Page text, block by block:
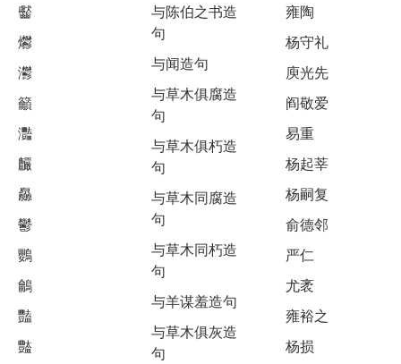
齾
爩
灪
籲
灩
麣
厵
鬱
鸚
鸙
豔
豓
与陈伯之书造
句
与闻造句
与草木俱腐造
句
与草木俱朽造
句
与草木同腐造
句
与草木同朽造
句
与羊谋羞造句
与草木俱灰造
句
雍陶
杨守礼
庾光先
阎敬爱
易重
杨起莘
杨嗣复
俞德邻
严仁
尤袤
雍裕之
杨损